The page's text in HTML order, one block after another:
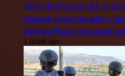
Chiny krytykują USA w
Huawei, podczas gdy
między Waszyngtonem a
1 dzień ago